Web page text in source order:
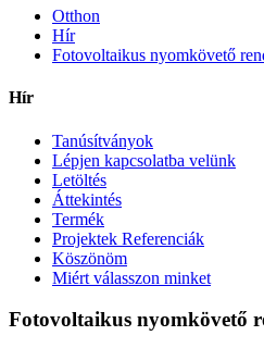
Otthon
Hír
Fotovoltaikus nyomkövető
Hír
Tanúsítványok
Lépjen kapcsolatba velünk
Letöltés
Áttekintés
Termék
Projektek Referenciák
Köszönöm
Miért válasszon minket
Fotovoltaikus nyomkövető